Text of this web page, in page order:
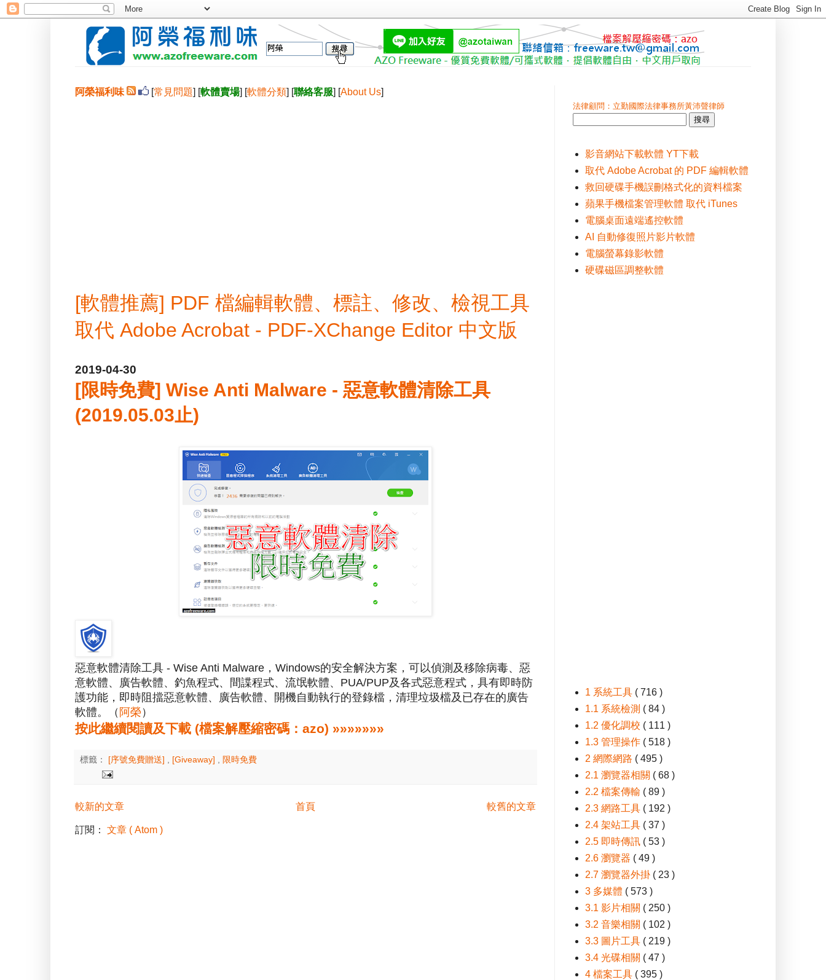
阿榮福利味 [常見問題] [軟體賣場] [軟體分類] [聯絡客服] [About Us]
[軟體推薦] PDF 檔編輯軟體、標註、修改、檢視工具
取代 Adobe Acrobat - PDF-XChange Editor 中文版
2019-04-30
[限時免費] Wise Anti Malware - 惡意軟體清除工具
(2019.05.03止)
惡意軟體清除工具 - Wise Anti Malware，Windows的安全解決方案，可以偵測及移除病毒、惡
意軟體、廣告軟體、釣魚程式、間諜程式、流氓軟體、PUA/PUP及各式惡意程式，具有即時防
護功能，即時阻擋惡意軟體、廣告軟體、開機自動執行的登錄檔，清理垃圾檔及已存在的廣告
軟體。（ 阿榮 ）
按此繼續閱讀及下載 (檔案解壓縮密碼：azo) »»»»»»»
標籤： [序號免費贈送] [Giveaway] 限時免費
較新的文章 較舊的文章
首頁
訂閱： 文章 ( Atom )
法律顧問：立勤國際法律事務所黃沛聲律師
影音網站下載軟體 YT下載
取代 Adobe Acrobat 的 PDF 編輯軟體
救回硬碟手機誤刪格式化的資料檔案
蘋果手機檔案管理軟體 取代 iTunes
電腦桌面遠端遙控軟體
AI 自動修復照片影片軟體
電腦螢幕錄影軟體
硬碟磁區調整軟體
1 系統工具 ( 716 )
1.1 系統檢測 ( 84 )
1.2 優化調校 ( 111 )
1.3 管理操作 ( 518 )
2 網際網路 ( 495 )
2.1 瀏覽器相關 ( 68 )
2.2 檔案傳輸 ( 89 )
2.3 網路工具 ( 192 )
2.4 架站工具 ( 37 )
2.5 即時傳訊 ( 53 )
2.6 瀏覽器 ( 49 )
2.7 瀏覽器外掛 ( 23 )
3 多媒體 ( 573 )
3.1 影片相關 ( 250 )
3.2 音樂相關 ( 102 )
3.3 圖片工具 ( 219 )
3.4 光碟相關 ( 47 )
4 檔案工具 ( 395 )